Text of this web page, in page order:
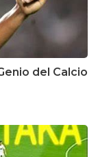
del Calcio